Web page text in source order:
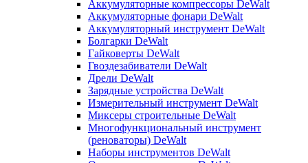
Аккумуляторные компрессоры DeWalt
Аккумуляторные фонари DeWalt
Аккумуляторный инструмент DeWalt
Болгарки DeWalt
Гайковерты DeWalt
Гвоздезабиватели DeWalt
Дрели DeWalt
Зарядные устройства DeWalt
Измерительный инструмент DeWalt
Миксеры строительные DeWalt
Многофункциональный инструмент
(реноваторы) DeWalt
Наборы инструментов DeWalt